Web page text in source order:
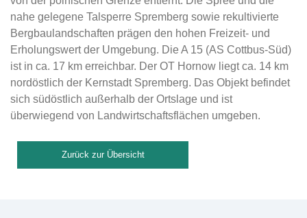
nahe gelegene Talsperre Spremberg sowie rekultivierte
Bergbaulandschaften prägen den hohen Freizeit- und
Erholungswert der Umgebung. Die A 15 (AS Cottbus-Süd)
ist in ca. 17 km erreichbar. Der OT Hornow liegt ca. 14 km
nordöstlich der Kernstadt Spremberg. Das Objekt befindet
sich südöstlich außerhalb der Ortslage und ist
überwiegend von Landwirtschaftsflächen umgeben.
Zurück zur Übersicht